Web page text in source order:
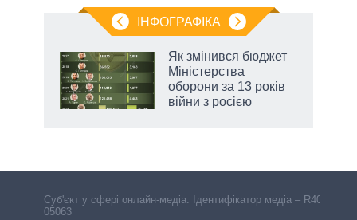
ІНФОГРАФІКА
Як змінився бюджет
Міністерства
оборони за 13 років
війни з росією
Cуб'єкт у сфері онлайн-медіа. Ідентифікатор медіа – R40-
05063